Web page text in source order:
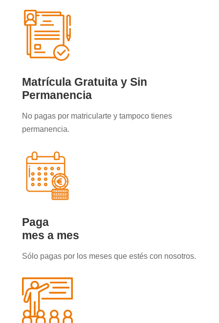
Matrícula Gratuita y Sin
Permanencia
No pagas por matricularte y tampoco tienes
permanencia.
Paga
mes a mes
Sólo pagas por los meses que estés con nosotros.